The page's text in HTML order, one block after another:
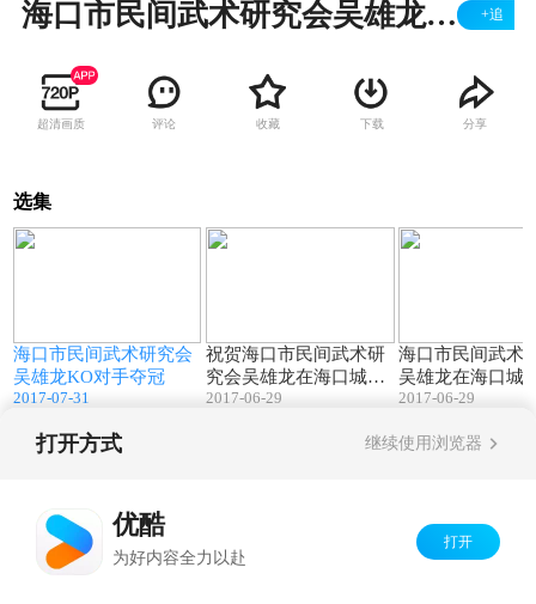
海口市民间武术研究会吴雄龙KO对手夺冠 +追
超清画质 评论 收藏 下载 分享
选集
海口市民间武术研究会
吴雄龙KO对手夺冠
2017-07-31
祝贺海口市民间武术研
究会吴雄龙在海口城市
英雄昆仑决中荣获冠军
2017-06-29
海口市民间武术
吴雄龙在海口城
昆仑决比赛
2017-06-29
打开方式 继续使用浏览器
优酷
为好内容全力以赴
打开